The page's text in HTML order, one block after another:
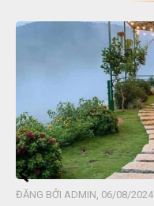
ĐĂNG BỞI ADMIN, 06/08/2024